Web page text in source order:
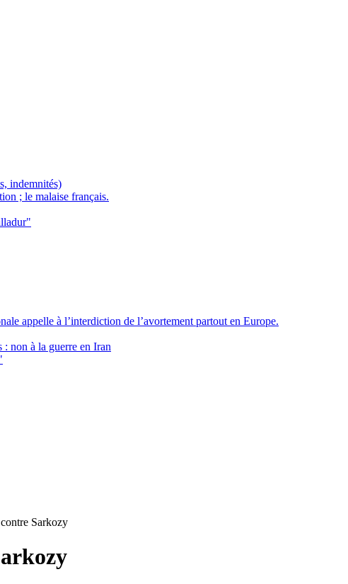
indemnités)
; le malaise français.
appelle à l’interdiction de l’avortement partout en Europe.
: non à la guerre en Iran
Sarkozy